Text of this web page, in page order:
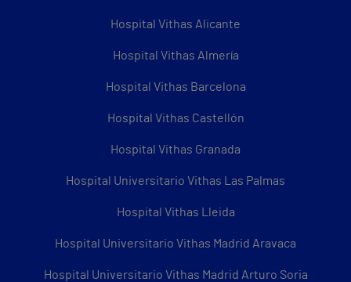
Hospital Vithas Alicante
Hospital Vithas Almería
Hospital Vithas Barcelona
Hospital Vithas Castellón
Hospital Vithas Granada
Hospital Universitario Vithas Las Palmas
Hospital Vithas Lleida
Hospital Universitario Vithas Madrid Aravaca
Hospital Universitario Vithas Madrid Arturo Soria